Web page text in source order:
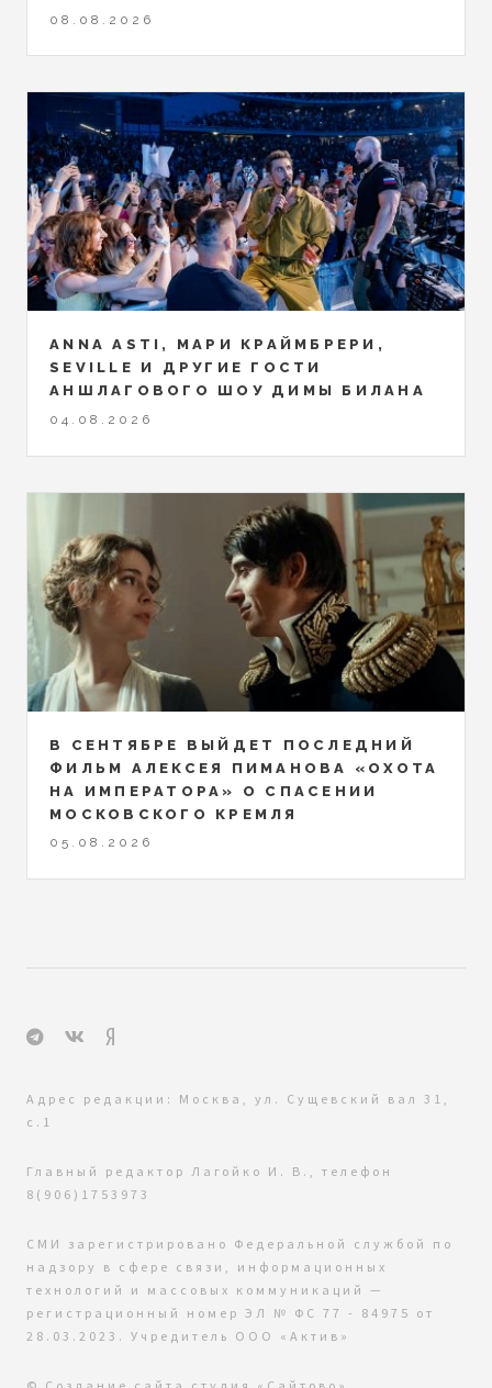
08.08.2026
ANNA ASTI, МАРИ КРАЙМБРЕРИ,
SEVILLE И ДРУГИЕ ГОСТИ
АНШЛАГОВОГО ШОУ ДИМЫ БИЛАНА
04.08.2026
В СЕНТЯБРЕ ВЫЙДЕТ ПОСЛЕДНИЙ
ФИЛЬМ АЛЕКСЕЯ ПИМАНОВА «ОХОТА
НА ИМПЕРАТОРА» О СПАСЕНИИ
МОСКОВСКОГО КРЕМЛЯ
05.08.2026
Адрес редакции: Москва, ул. Сущевский вал 31,
с.1
Главный редактор Лагойко И. В., телефон
8(906)1753973
СМИ зарегистрировано Федеральной службой по
надзору в сфере связи, информационных
технологий и массовых коммуникаций —
регистрационный номер ЭЛ № ФС 77 - 84975 от
28.03.2023. Учредитель ООО «Актив»